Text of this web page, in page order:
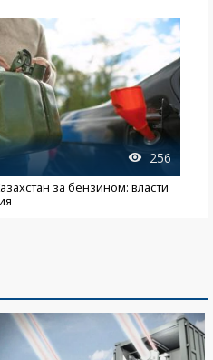
256
за бензином: власти